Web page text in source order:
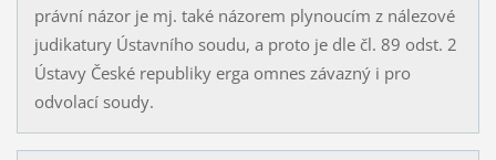
právní názor je mj. také názorem plynoucím z nálezové
judikatury Ústavního soudu, a proto je dle čl. 89 odst. 2
Ústavy České republiky erga omnes závazný i pro
odvolací soudy.